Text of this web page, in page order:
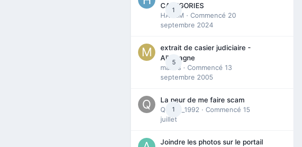
1
CATEGORIES
HAZEM · Commencé 20
septembre 2024
5
extrait de casier judiciaire -
Allemagne
maries · Commencé 13
septembre 2005
1
La peur de me faire scam
Queen_1992 · Commencé 15
juillet
Joindre les photos sur le portail